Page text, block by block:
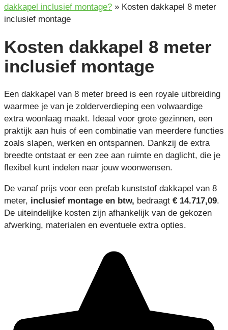
dakkapel inclusief montage? » Kosten dakkapel 8 meter
inclusief montage
Kosten dakkapel 8 meter
inclusief montage
Een dakkapel van 8 meter breed is een royale uitbreiding
waarmee je van je zolderverdieping een volwaardige
extra woonlaag maakt. Ideaal voor grote gezinnen, een
praktijk aan huis of een combinatie van meerdere functies
zoals slapen, werken en ontspannen. Dankzij de extra
breedte ontstaat er een zee aan ruimte en daglicht, die je
flexibel kunt indelen naar jouw woonwensen.
De vanaf prijs voor een prefab kunststof dakkapel van 8
meter, inclusief montage en btw, bedraagt € 14.717,09.
De uiteindelijke kosten zijn afhankelijk van de gekozen
afwerking, materialen en eventuele extra opties.